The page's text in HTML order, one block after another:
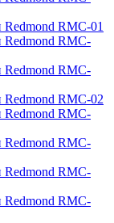
Redmond RMC-01
Redmond RMC-
Redmond RMC-
Redmond RMC-02
Redmond RMC-
Redmond RMC-
Redmond RMC-
Redmond RMC-